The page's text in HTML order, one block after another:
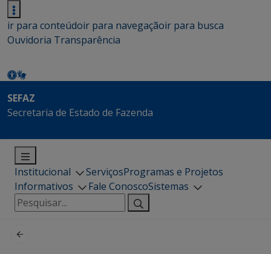
ir para conteúdoir para navegaçãoir para busca
Ouvidoria Transparência
SEFAZ
Secretaria de Estado de Fazenda
Institucional ServiçosProgramas e Projetos
Informativos
Fale ConoscoSistemas
Pesquisar
por: